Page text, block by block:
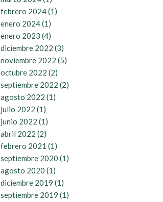
febrero 2024(1)
enero 2024(1)
enero 2023 (4)
diciembre 2022 (3)
noviembre 2022 (5)
octubre 2022 (2)
septiembre 2022 (2)
agosto 2022 (1)
julio 2022 (1)
junio 2022 (1)
abril 2022 (2)
febrero 2021 (1)
septiembre 2020 (1)
agosto 2020 (1)
diciembre 2019 (1)
septiembre 2019 (1)